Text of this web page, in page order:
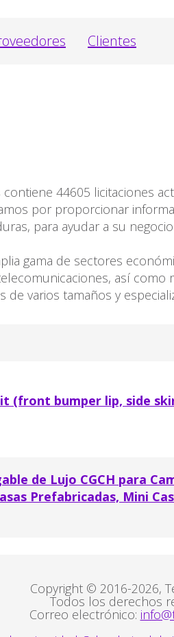
Clientes
44605 licitaciones
por proporcionar
para ayudar a su
gama de sectores
así
varios tamaños y
(front bumper lip, side
de Lujo CGCH para
Prefabricadas, Mini
Copyright © 2016-2026,
Todos los derechos
Correo electrónico: